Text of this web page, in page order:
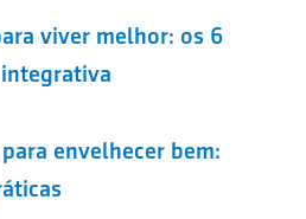
viver melhor: os 6
envelhecer bem: